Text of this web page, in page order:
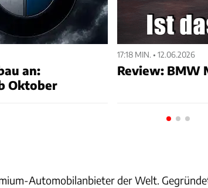
an:
Oktober
17:18 MIN. • 12.06.2026
Review: BMW
Automobilanbieter der Welt.